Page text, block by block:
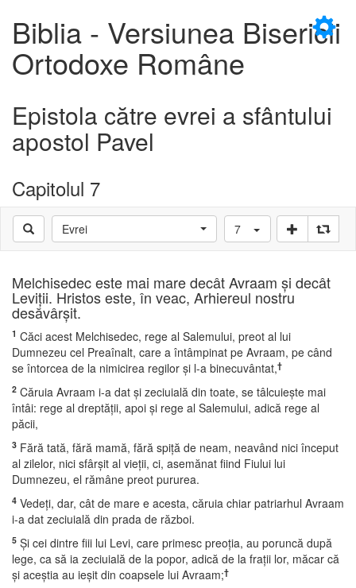
×
Biblia - Versiunea Bisericii
Ortodoxe Române
Epistola către evrei a sfântului
apostol Pavel
Capitolul 7
Evrei 7
Melchisedec este mai mare decât Avraam şi decât
Leviţii. Hristos este, în veac, Arhiereul nostru
desăvârşit.
1 Căci acest Melchisedec, rege al Salemului, preot al lui
Dumnezeu cel Preaînalt, care a întâmpinat pe Avraam, pe când
se întorcea de la nimicirea regilor şi l-a binecuvântat,†
2 Căruia Avraam i-a dat şi zeciuială din toate, se tâlcuieşte mai
întâi: rege al dreptăţii, apoi şi rege al Salemului, adică rege al
păcii,
3 Fără tată, fără mamă, fără spiţă de neam, neavând nici început
al zilelor, nici sfârşit al vieţii, ci, asemănat fiind Fiului lui
Dumnezeu, el rămâne preot pururea.
4 Vedeţi, dar, cât de mare e acesta, căruia chiar patriarhul Avraam
i-a dat zeciuială din prada de război.
5 Şi cei dintre fiii lui Levi, care primesc preoţia, au poruncă după
lege, ca să ia zeciuială de la popor, adică de la fraţii lor, măcar că
şi aceştia au ieşit din coapsele lui Avraam;†